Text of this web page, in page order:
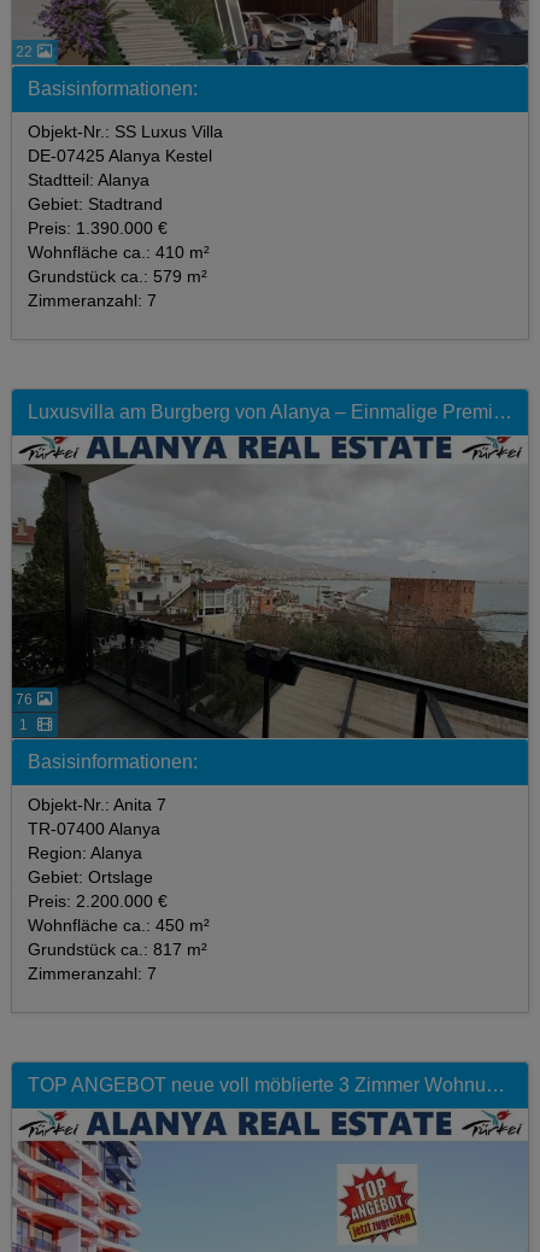
22
Basisinformationen:
Objekt-Nr.: SS Luxus Villa
DE-07425 Alanya Kestel
Stadtteil: Alanya
Gebiet: Stadtrand
Preis: 1.390.000 €
Wohnfläche ca.: 410 m²
Grundstück ca.: 579 m²
Zimmeranzahl: 7
Luxusvilla am Burgberg von Alanya – Einmalige Premium‑Lage am Roten Turm
1
76
Basisinformationen:
Objekt-Nr.: Anita 7
TR-07400 Alanya
Region: Alanya
Gebiet: Ortslage
Preis: 2.200.000 €
Wohnfläche ca.: 450 m²
Grundstück ca.: 817 m²
Zimmeranzahl: 7
TOP ANGEBOT neue voll möblierte 3 Zimmer Wohnung mit Pool und Meerblick